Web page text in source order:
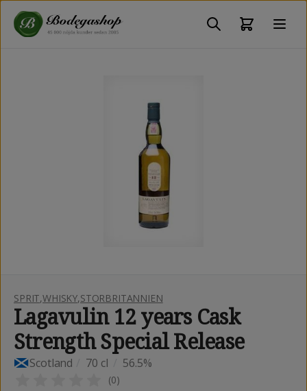
SPRIT,WHISKY,STORBRITANNIEN
Lagavulin 12 years Cask
Strength Special Release
Scotland 70 cl 56.5%
(0)